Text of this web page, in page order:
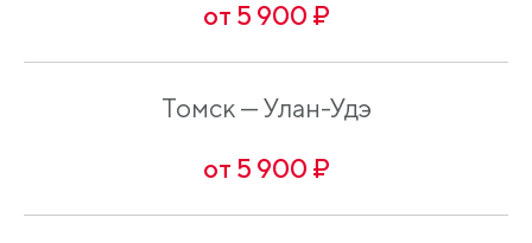
от 5 900 ₽
Томск — Улан-Удэ
от 5 900 ₽